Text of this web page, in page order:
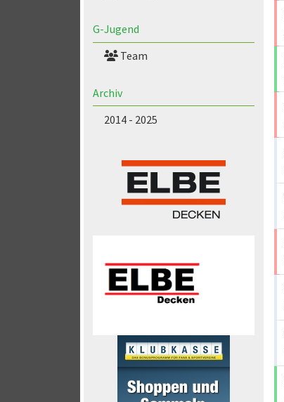
G-Jugend
Team
Archiv
2014 - 2025